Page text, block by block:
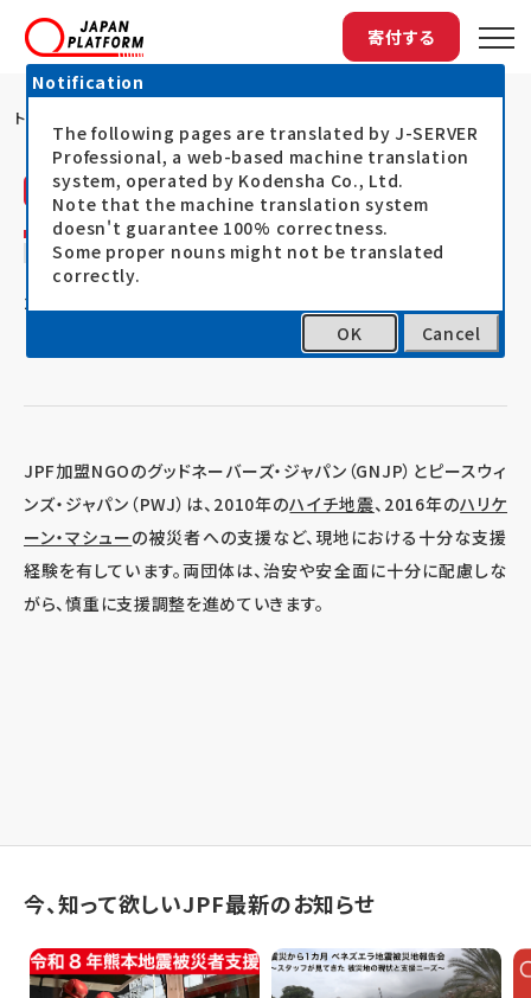
寄付する
トップ
活動レポート
ハイチにおける過去のJPF支援
21.11.24
JPF加盟NGOのグッドネーバーズ・ジャパン（GNJP）とピースウィ
ンズ・ジャパン（PWJ）は、2010年のハイチ地震、2016年のハリケ
ーン・マシューの被災者への支援など、現地における十分な支援
経験を有しています。両団体は、治安や安全面に十分に配慮しな
がら、慎重に支援調整を進めていきます。
今、知って欲しいJPF最新のお知らせ
Notification
The following pages are translated by J-SERVER
Professional, a web-based machine translation
system, operated by Kodensha Co., Ltd.
Note that the machine translation system
doesn't guarantee 100% correctness.
Some proper nouns might not be translated
correctly.
OK Cancel